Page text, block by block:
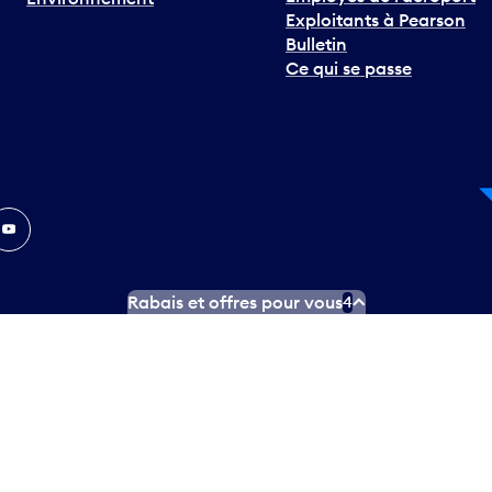
Exploitants à Pearson
Bulletin
Ce qui se passe
Rabais et offres pour vous4